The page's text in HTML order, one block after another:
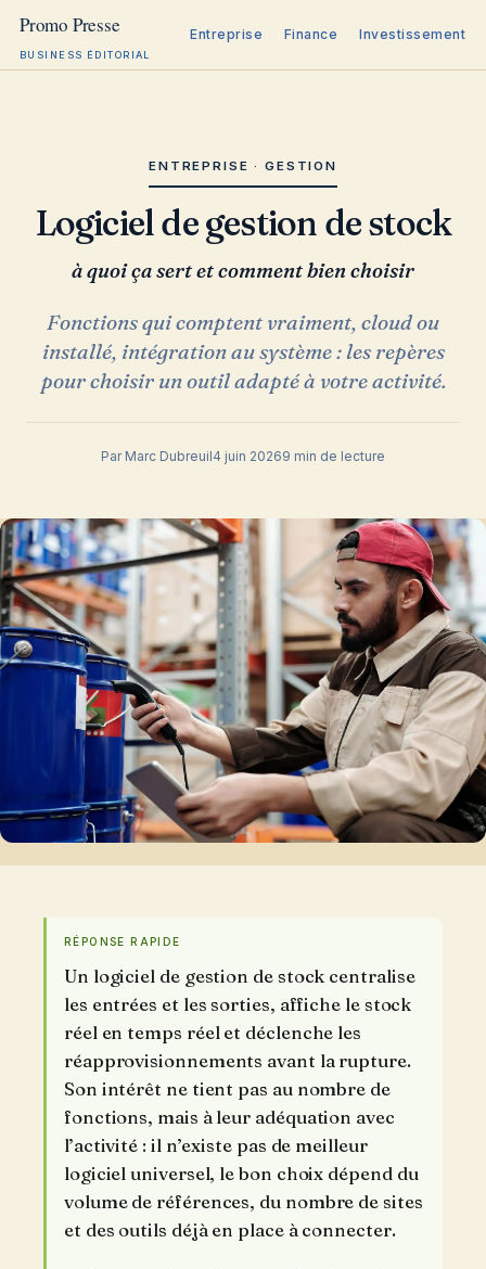
BUSINESS ÉDITORIAL
Entreprise Finance Investissement
ENTREPRISE · GESTION
Logiciel de gestion de stock
à quoi ça sert et comment bien choisir
Fonctions qui comptent vraiment, cloud ou
installé, intégration au système : les repères
pour choisir un outil adapté à votre activité.
Par Marc Dubreuil4 juin 20269 min de lecture
RÉPONSE RAPIDE
Un logiciel de gestion de stock centralise
les entrées et les sorties, affiche le stock
réel en temps réel et déclenche les
réapprovisionnements avant la rupture.
Son intérêt ne tient pas au nombre de
fonctions, mais à leur adéquation avec
l’activité : il n’existe pas de meilleur
logiciel universel, le bon choix dépend du
volume de références, du nombre de sites
et des outils déjà en place à connecter.